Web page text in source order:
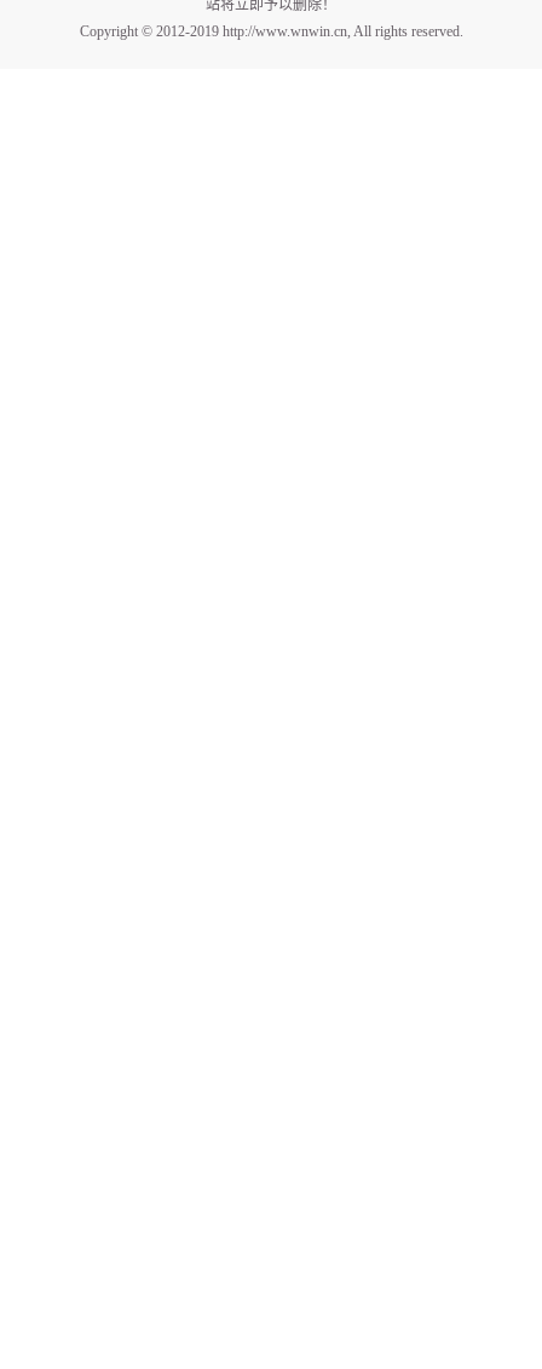
站将立即予以删除！
Copyright © 2012-2019 http://www.wnwin.cn, All rights reserved.